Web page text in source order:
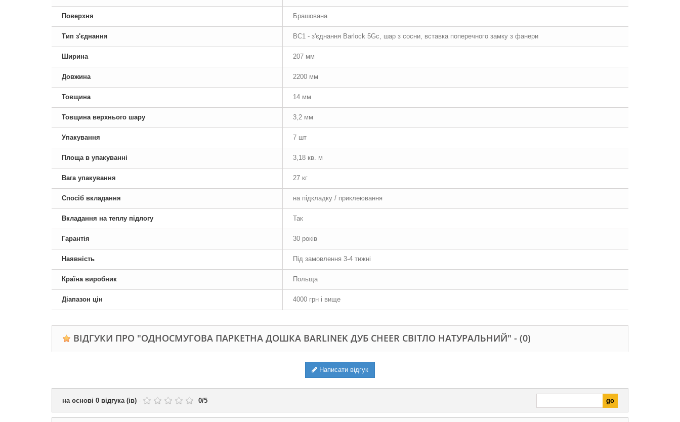
Поверхня Брашована
Тип з'єднання BC1 - з'єднання Barlock 5Gc, шар з сосни, вставка поперечного замку з фанери
Ширина 207 мм
Довжина 2200 мм
Товщина 14 мм
Товщина верхнього шару 3,2 мм
Упакування 7 шт
Площа в упакуванні 3,18 кв. м
Вага упакування 27 кг
Спосіб вкладання на підкладку / приклеювання
Вкладання на теплу підлогу Так
Гарантія 30 років
Наявність Під замовлення 3-4 тижні
Країна виробник Польща
Діапазон цін 4000 грн і вище
ВІДГУКИ ПРО "ОДНОСМУГОВА ПАРКЕТНА ДОШКА BARLINEK ДУБ CHEER СВІТЛО НАТУРАЛЬНИЙ" - (0)
Написати відгук
на основі 0 відгука (ів) - 0/5